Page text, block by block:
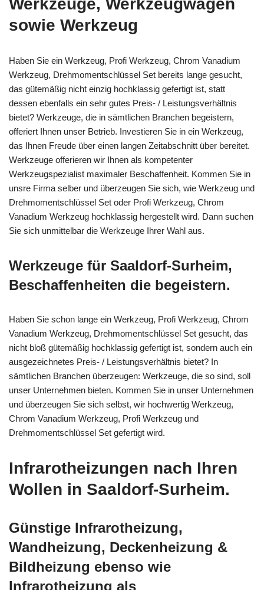
Werkzeuge, Werkzeugwägen
sowie Werkzeug
Haben Sie ein Werkzeug, Profi Werkzeug, Chrom Vanadium
Werkzeug, Drehmomentschlüssel Set bereits lange gesucht,
das gütemäßig nicht einzig hochklassig gefertigt ist, statt
dessen ebenfalls ein sehr gutes Preis- / Leistungsverhältnis
bietet? Werkzeuge, die in sämtlichen Branchen begeistern,
offeriert Ihnen unser Betrieb. Investieren Sie in ein Werkzeug,
das Ihnen Freude über einen langen Zeitabschnitt über bereitet.
Werkzeuge offerieren wir Ihnen als kompetenter
Werkzeugspezialist maximaler Beschaffenheit. Kommen Sie in
unsre Firma selber und überzeugen Sie sich, wie Werkzeug und
Drehmomentschlüssel Set oder Profi Werkzeug, Chrom
Vanadium Werkzeug hochklassig hergestellt wird. Dann suchen
Sie sich unmittelbar die Werkzeuge Ihrer Wahl aus.
Werkzeuge für Saaldorf-Surheim,
Beschaffenheiten die begeistern.
Haben Sie schon lange ein Werkzeug, Profi Werkzeug, Chrom
Vanadium Werkzeug, Drehmomentschlüssel Set gesucht, das
nicht bloß gütemäßig hochklassig gefertigt ist, sondern auch ein
ausgezeichnetes Preis- / Leistungsverhältnis bietet? In
sämtlichen Branchen überzeugen: Werkzeuge, die so sind, soll
unser Unternehmen bieten. Kommen Sie in unser Unternehmen
und überzeugen Sie sich selbst, wir hochwertig Werkzeug,
Chrom Vanadium Werkzeug, Profi Werkzeug und
Drehmomentschlüssel Set gefertigt wird.
Infrarotheizungen nach Ihren
Wollen in Saaldorf-Surheim.
Günstige Infrarotheizung,
Wandheizung, Deckenheizung &
Bildheizung ebenso wie
Infrarotheizung als